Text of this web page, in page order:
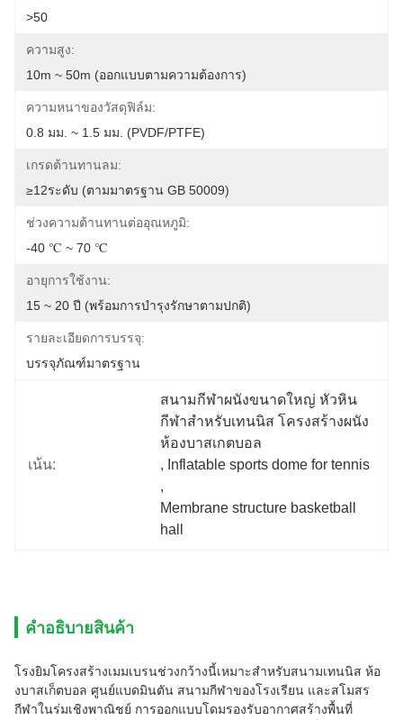
>50
ความสูง:
10m ~ 50m (ออกแบบตามความต้องการ)
ความหนาของวัสดุฟิล์ม:
0.8 มม. ~ 1.5 มม. (PVDF/PTFE)
เกรดต้านทานลม:
≥12ระดับ (ตามมาตรฐาน GB 50009)
ช่วงความต้านทานต่ออุณหภูมิ:
-40 ℃ ~ 70 ℃
อายุการใช้งาน:
15 ~ 20 ปี (พร้อมการบำรุงรักษาตามปกติ)
รายละเอียดการบรรจุ:
บรรจุภัณฑ์มาตรฐาน
เน้น:
สนามกีฬาผนังขนาดใหญ่ หัวหิน
กีฬาสําหรับเทนนิส โครงสร้างผนัง
ห้องบาสเกตบอล
, Inflatable sports dome for tennis
,
Membrane structure basketball
hall
คําอธิบายสินค้า
โรงยิมโครงสร้างเมมเบรนช่วงกว้างนี้เหมาะสำหรับสนามเทนนิส ห้อ
งบาสเก็ตบอล ศูนย์แบดมินตัน สนามกีฬาของโรงเรียน และสโมสร
กีฬาในร่มเชิงพาณิชย์ การออกแบบโดมรองรับอากาศสร้างพื้นที่